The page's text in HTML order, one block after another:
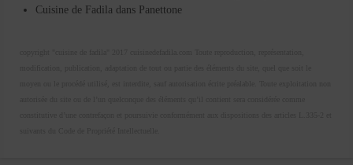
Cuisine de Fadila dans Panettone